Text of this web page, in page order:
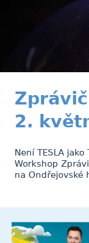
2.
Není TESLA
Workshop
na Ondřejovské